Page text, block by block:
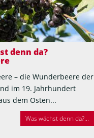
denn da?
– die Wunderbeere der
im 19. Jahrhundert
dem Osten...
Was wächst denn da?...